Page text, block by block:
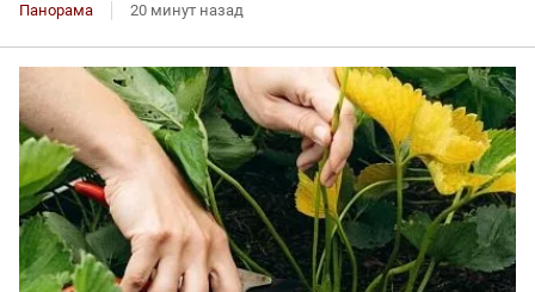
Панорама 20 минут назад